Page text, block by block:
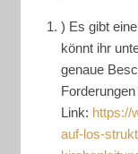
) Es gibt
könnt ihr
genaue
Link: https://
auf-los-